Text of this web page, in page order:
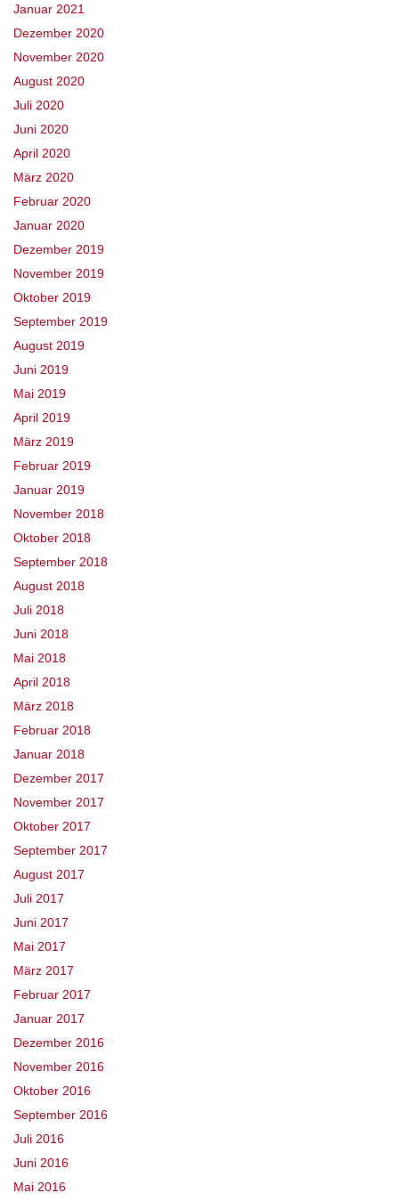
Januar 2021
Dezember 2020
November 2020
August 2020
Juli 2020
Juni 2020
April 2020
März 2020
Februar 2020
Januar 2020
Dezember 2019
November 2019
Oktober 2019
September 2019
August 2019
Juni 2019
Mai 2019
April 2019
März 2019
Februar 2019
Januar 2019
November 2018
Oktober 2018
September 2018
August 2018
Juli 2018
Juni 2018
Mai 2018
April 2018
März 2018
Februar 2018
Januar 2018
Dezember 2017
November 2017
Oktober 2017
September 2017
August 2017
Juli 2017
Juni 2017
Mai 2017
März 2017
Februar 2017
Januar 2017
Dezember 2016
November 2016
Oktober 2016
September 2016
Juli 2016
Juni 2016
Mai 2016